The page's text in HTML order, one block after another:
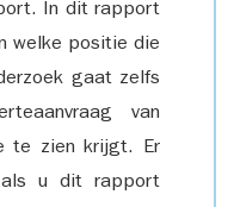
In dit rapport
welke positie die
gaat zelfs
van
te zien krijgt. Er
u dit rapport